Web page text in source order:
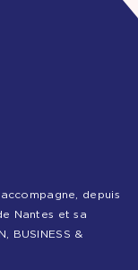
depuis
Nantes et sa
BUSINESS &